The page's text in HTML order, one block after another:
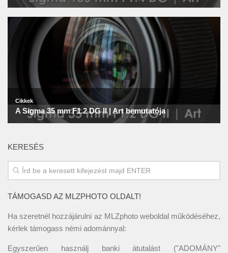
KERESÉS
TÁMOGASD AZ MLZPHOTO OLDALT!
Ha szeretnél hozzájárulni az MLZphoto weboldal működéséhez,
kérlek támogass némi adománnyal:
Egyszerűen használj banki átutalást ("ADOMÁNY"